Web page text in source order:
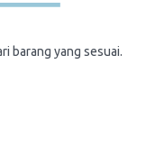
barang yang sesuai.